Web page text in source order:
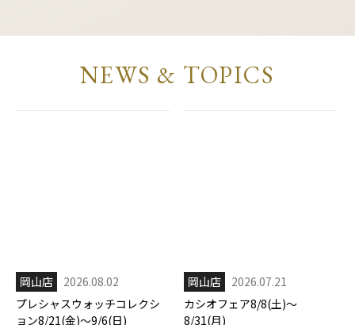
NEWS & TOPICS
岡山店
2026.08.02
プレシャスウォッチコレクシ
ョン8/21(金)～9/6(日)
岡山店
2026.07.21
カシオフェア8/8(土)～
8/31(月)